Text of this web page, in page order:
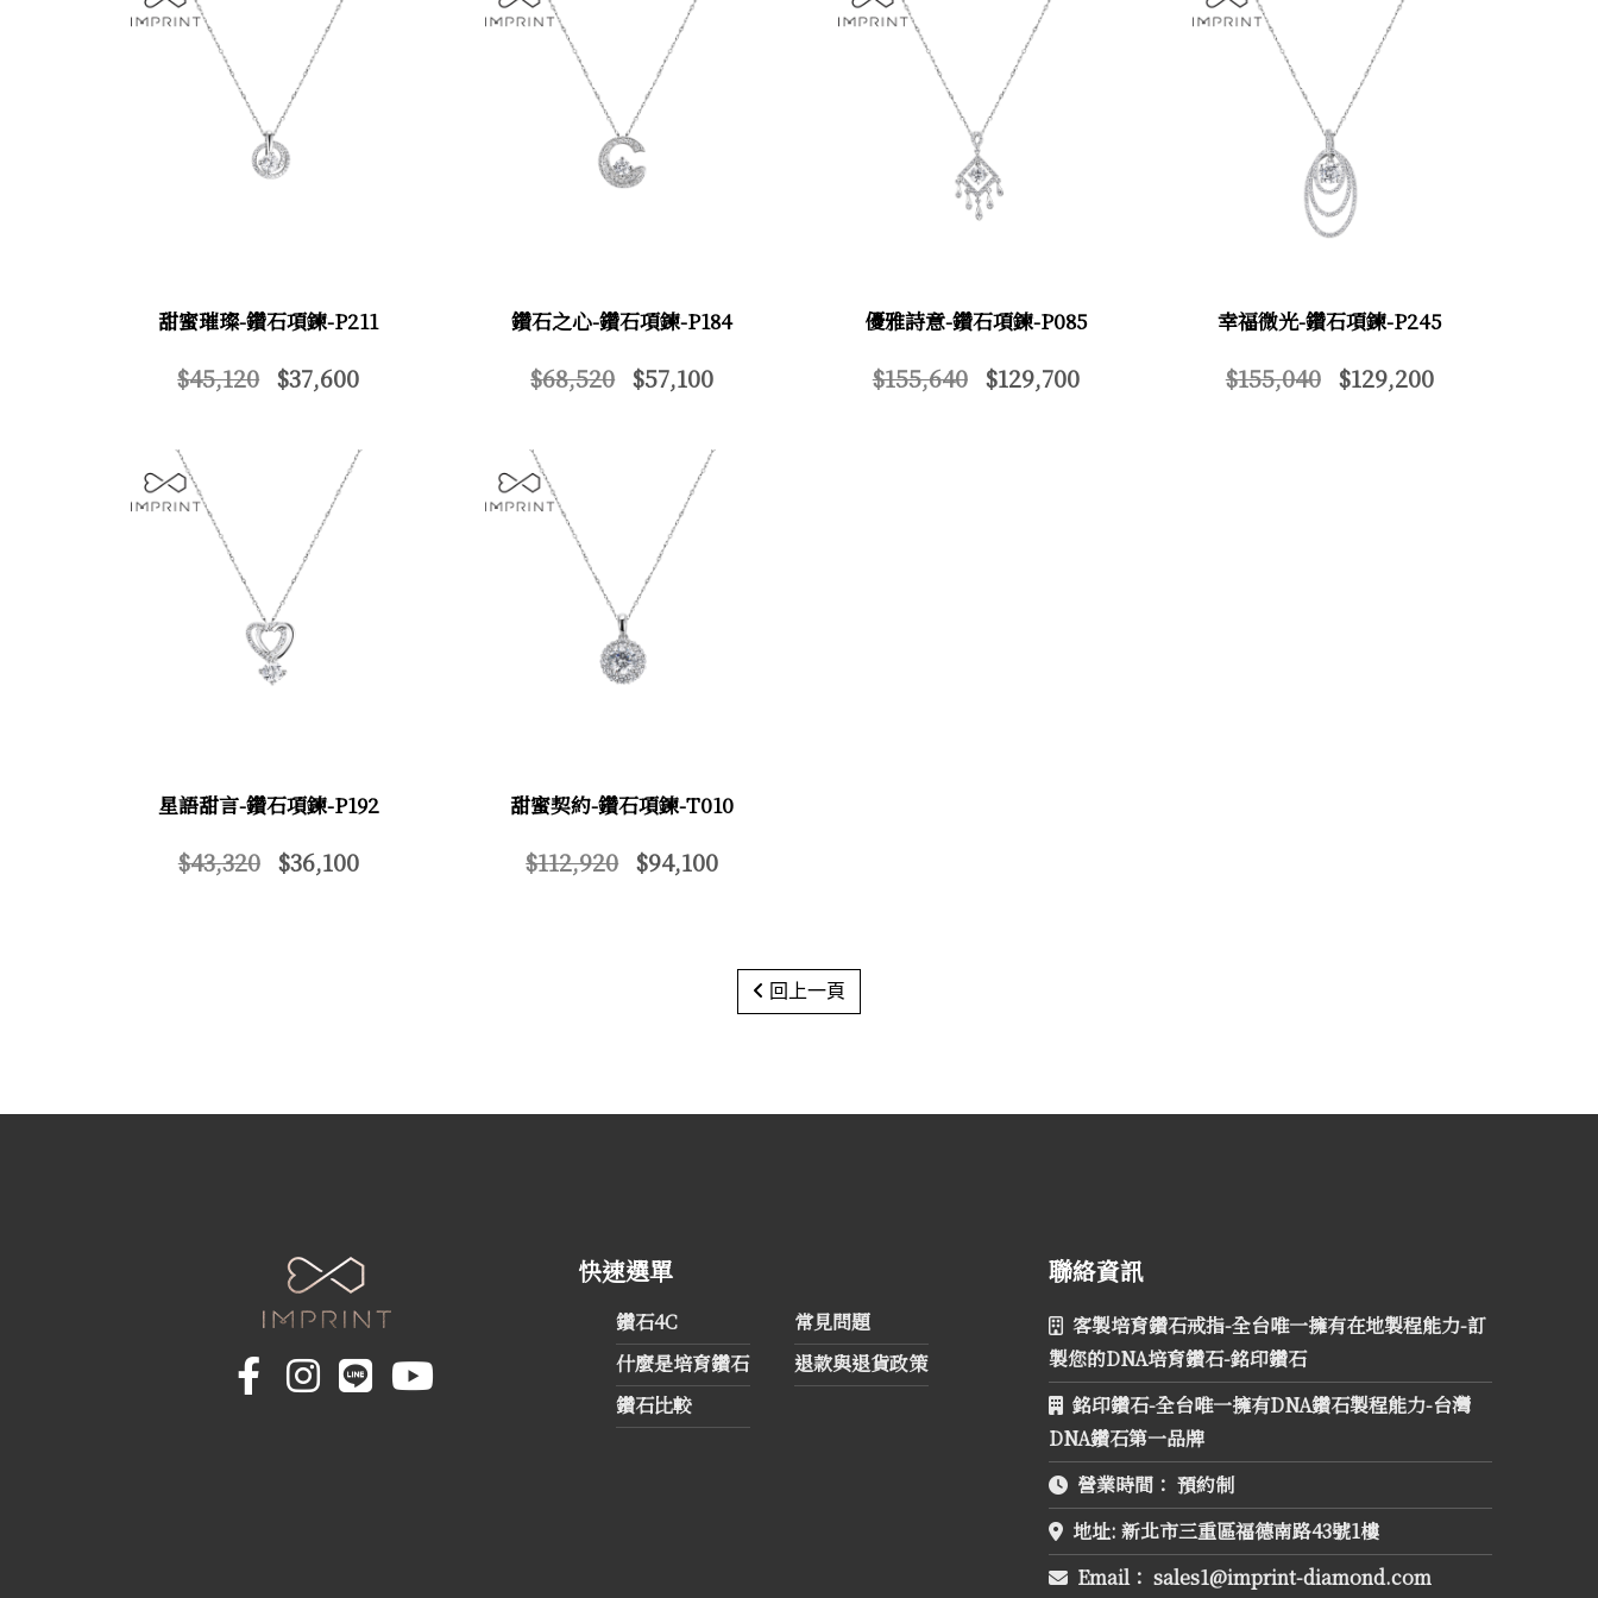
甜蜜璀璨-鑽石項鍊-P211
$45,120$37,600
鑽石之心-鑽石項鍊-P184
$68,520$57,100
優雅詩意-鑽石項鍊-P085
$155,640$129,700
幸福微光-鑽石項鍊-P245
$155,040$129,200
星語甜言-鑽石項鍊-P192
$43,320$36,100
甜蜜契約-鑽石項鍊-T010
$112,920$94,100
回上一頁
快速選單
鑽石4C
什麼是培育鑽石
鑽石比較
常見問題
退款與退貨政策
聯絡資訊
客製培育鑽石戒指-全台唯一擁有在地製程能力-訂
製您的DNA培育鑽石-銘印鑽石
銘印鑽石-全台唯一擁有DNA鑽石製程能力-台灣
DNA鑽石第一品牌
營業時間： 預約制
地址: 新北市三重區福德南路43號1樓
Email：